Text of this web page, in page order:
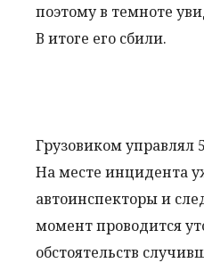
поэтому в темноте
В итоге его сбили.
Грузовиком
На месте инцидента
автоинспекторы и
момент проводится
обстоятельств